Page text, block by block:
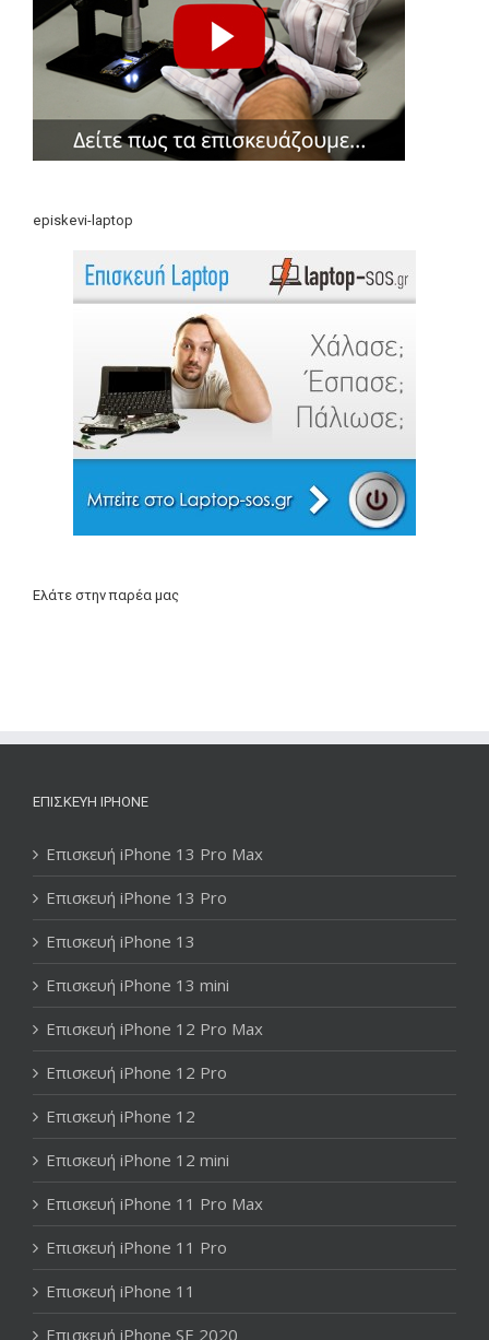
episkevi-laptop
Ελάτε στην παρέα μας
ΕΠΙΣΚΕΥΉ IPHONE
Επισκευή iPhone 13 Pro Max
Επισκευή iPhone 13 Pro
Επισκευή iPhone 13
Επισκευή iPhone 13 mini
Επισκευή iPhone 12 Pro Max
Επισκευή iPhone 12 Pro
Επισκευή iPhone 12
Επισκευή iPhone 12 mini
Επισκευή iPhone 11 Pro Max
Επισκευή iPhone 11 Pro
Επισκευή iPhone 11
Επισκευή iPhone SE 2020